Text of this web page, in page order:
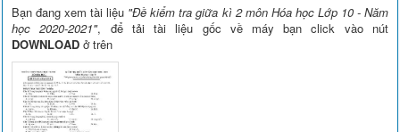
Bạn đang xem tài liệu "Đề kiểm tra giữa kì 2 môn Hóa học Lớp 10 - Năm
học 2020-2021", để tải tài liệu gốc về máy bạn click vào nút
DOWNLOAD ở trên